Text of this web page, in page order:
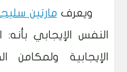
ويعرف مارتين
النفس الإيجابي بأنه:
الإيجابية ولمكامن